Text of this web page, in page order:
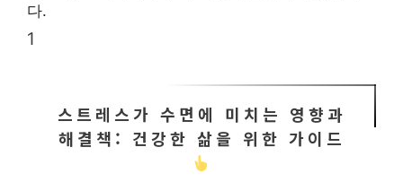
다.
1
스트레스가 수면에 미치는 영향과
해결책: 건강한 삶을 위한 가이드